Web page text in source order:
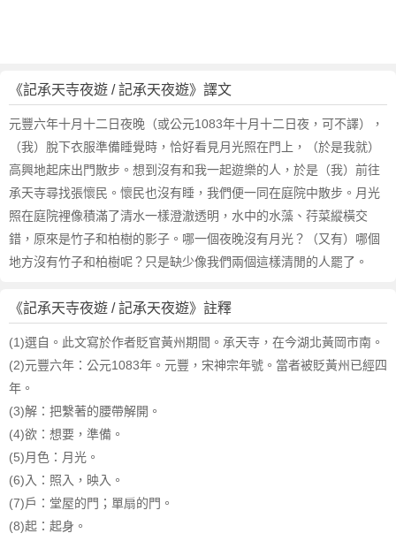
軾
介
《記承天寺夜遊 / 記承天夜遊》譯文
元豐六年十月十二日夜晚（或公元1083年十月十二日夜，可不譯），
（我）脫下衣服準備睡覺時，恰好看見月光照在門上，（於是我就）
高興地起床出門散步。想到沒有和我一起遊樂的人，於是（我）前往
承天寺尋找張懷民。懷民也沒有睡，我們便一同在庭院中散步。月光
照在庭院裡像積滿了清水一樣澄澈透明，水中的水藻、荇菜縱橫交
錯，原來是竹子和柏樹的影子。哪一個夜晚沒有月光？（又有）哪個
地方沒有竹子和柏樹呢？只是缺少像我們兩個這樣清閒的人罷了。
《記承天寺夜遊 / 記承天夜遊》註釋
(1)選自。此文寫於作者貶官黃州期間。承天寺，在今湖北黃岡市南。
(2)元豐六年：公元1083年。元豐，宋神宗年號。當者被貶黃州已經四
年。
(3)解：把繫著的腰帶解開。
(4)欲：想要，準備。
(5)月色：月光。
(6)入：照入，映入。
(7)戶：堂屋的門；單扇的門。
(8)起：起身。